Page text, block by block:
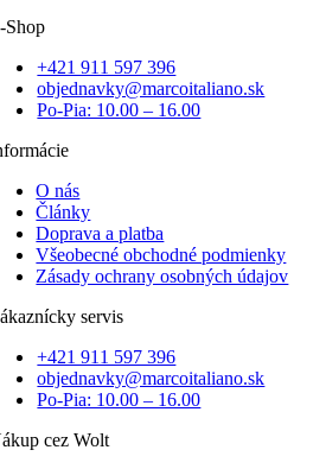
Shop
+421 911 597 396
objednavky@marcoitaliano.sk
Po-Pia: 10.00 – 16.00
O nás
Články
Doprava a platba
Všeobecné obchodné podmienky
Zásady ochrany osobných údajov
servis
+421 911 597 396
objednavky@marcoitaliano.sk
Po-Pia: 10.00 – 16.00
cez Wolt